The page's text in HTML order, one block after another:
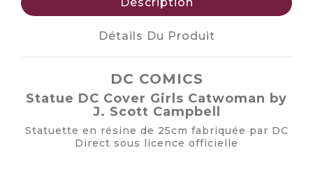
Description
Détails Du Produit
DC COMICS
Statue DC Cover Girls Catwoman by
J. Scott Campbell
Statuette en résine de 25cm fabriquée par DC
Direct sous licence officielle